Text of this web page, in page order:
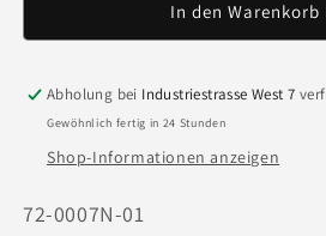
Grappa
Arneis
für
Grappa
Arneis
In den Warenkorb
Abholung bei Industriestrasse West 7
Gewöhnlich fertig in 24 Stunden
Shop-Informationen anzeigen
Art.
72-0007N-01